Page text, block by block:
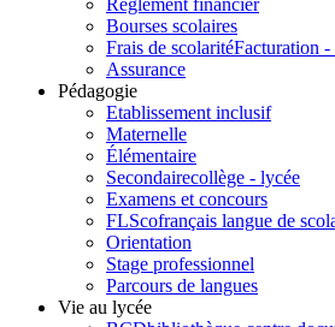
Règlement financier
Bourses scolaires
Frais de scolaritéFacturation -
Assurance
Pédagogie
Etablissement inclusif
Maternelle
Élémentaire
Secondairecollège - lycée
Examens et concours
FLScofrançais langue de
Orientation
Stage professionnel
Parcours de langues
Vie au lycée